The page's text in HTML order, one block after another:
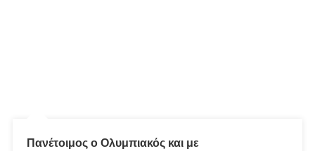
Πανέτοιμος ο Ολυμπιακός και με